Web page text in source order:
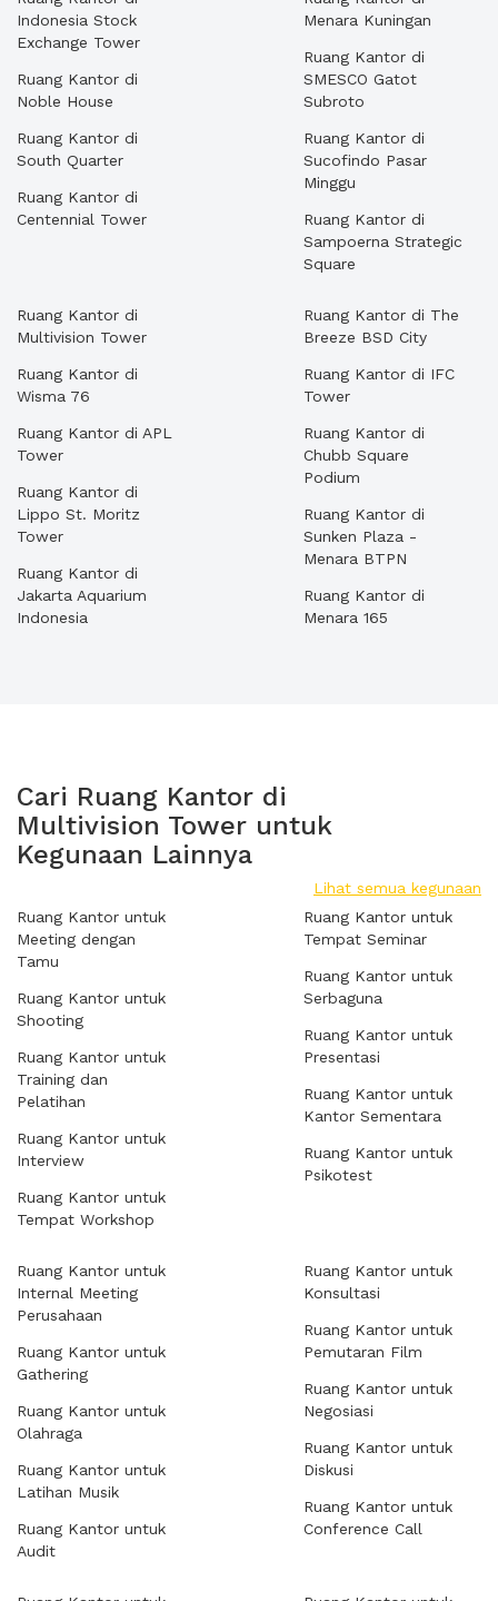
Indonesia Stock
Exchange Tower
Ruang Kantor di
Noble House
Ruang Kantor di
South Quarter
Ruang Kantor di
Centennial Tower
Menara Kuningan
Ruang Kantor di
SMESCO Gatot
Subroto
Ruang Kantor di
Sucofindo Pasar
Minggu
Ruang Kantor di
Sampoerna Strategic
Square
Ruang Kantor di
Multivision Tower
Ruang Kantor di
Wisma 76
Ruang Kantor di APL
Tower
Ruang Kantor di
Lippo St. Moritz
Tower
Ruang Kantor di
Jakarta Aquarium
Indonesia
Ruang Kantor di The
Breeze BSD City
Ruang Kantor di IFC
Tower
Ruang Kantor di
Chubb Square
Podium
Ruang Kantor di
Sunken Plaza -
Menara BTPN
Ruang Kantor di
Menara 165
Cari Ruang Kantor di
Multivision Tower untuk
Kegunaan Lainnya
Lihat semua kegunaan
Ruang Kantor untuk
Meeting dengan
Tamu
Ruang Kantor untuk
Shooting
Ruang Kantor untuk
Training dan
Pelatihan
Ruang Kantor untuk
Interview
Ruang Kantor untuk
Tempat Workshop
Ruang Kantor untuk
Tempat Seminar
Ruang Kantor untuk
Serbaguna
Ruang Kantor untuk
Presentasi
Ruang Kantor untuk
Kantor Sementara
Ruang Kantor untuk
Psikotest
Ruang Kantor untuk
Internal Meeting
Perusahaan
Ruang Kantor untuk
Gathering
Ruang Kantor untuk
Olahraga
Ruang Kantor untuk
Latihan Musik
Ruang Kantor untuk
Audit
Ruang Kantor untuk
Konsultasi
Ruang Kantor untuk
Pemutaran Film
Ruang Kantor untuk
Negosiasi
Ruang Kantor untuk
Diskusi
Ruang Kantor untuk
Conference Call